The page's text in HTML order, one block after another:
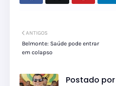
ANTIGOS
Belmonte: Saúde pode entrar
em colapso
Postado por